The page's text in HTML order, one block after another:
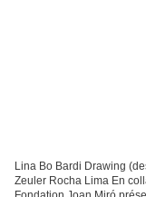
Lina Bo Bardi Drawing
Zeuler Rocha Lima En